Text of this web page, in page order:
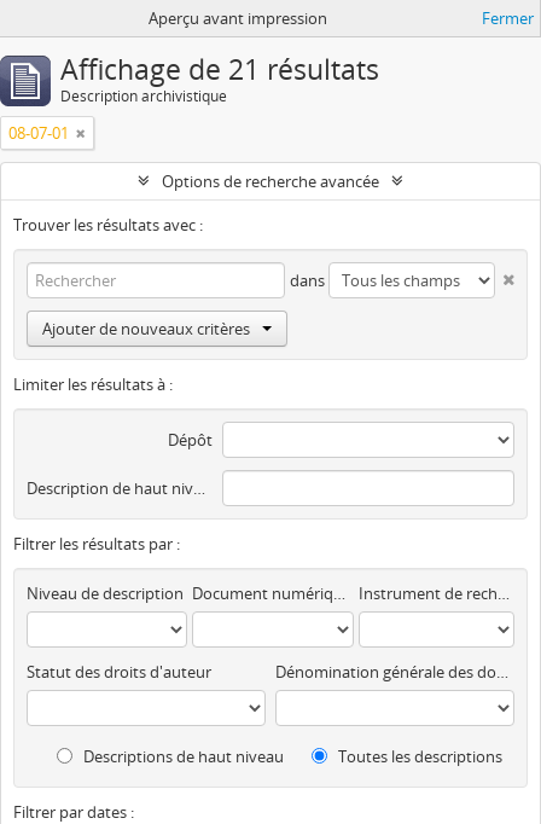
Aperçu avant impression Fermer
Affichage de 21 résultats
Description archivistique
08-07-01
Options de recherche avancée
Trouver les résultats avec :
dans
Ajouter de nouveaux critères
Limiter les résultats à :
Dépôt
Description de haut niveau
Filtrer les résultats par :
Niveau de description Document numérique disponible Instrument de recherche
Statut des droits d'auteur Dénomination générale des documents
Descriptions de haut niveau Toutes les descriptions
Filtrer par dates :